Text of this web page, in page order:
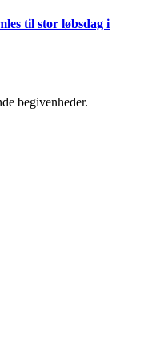
til stor løbsdag i
begivenheder.